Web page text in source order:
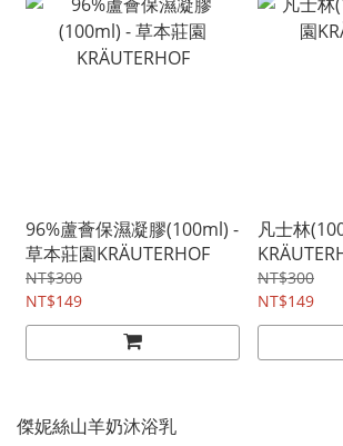
96%蘆薈保濕凝膠(100ml) -
草本莊園KRÄUTERHOF
NT$300
NT$149
凡士林
NT$300
NT$149
傑妮絲山羊奶沐浴乳